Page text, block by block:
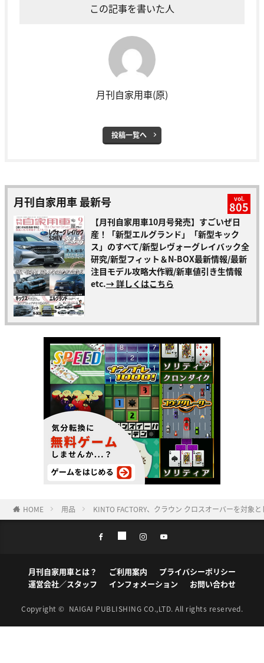
この記事を書いた人
月刊自家用車(原)
投稿一覧へ
月刊自家用車 最新号 vol.
805
【月刊自家用車10月号発売】すごいぜ日
産！「新型エルグランド」「新型キック
ス」のすべて/新型レヴォーグレイバック全
研究/新型フィット＆N-BOX最新情報/最新
注目モデル攻略大作戦/新車値引き生情報
etc.→ 詳しくはこちら
HOME 用品 KINTO FACTORY、クラウン クロスオーバーを対象
月刊自家用車とは？ ご利用案内
プライバシーポリシー
運営会社／スタッフ
インフォメーション お問い合わせ
Copyright © NAIGAI PUBLISHING CO.,LTD. All rights reserved.